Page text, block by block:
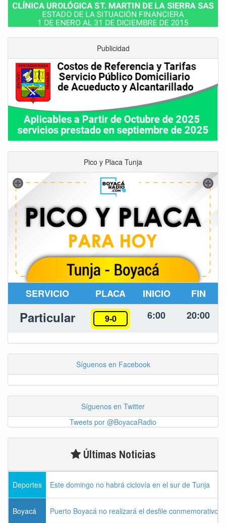
Publicidad
Pico y Placa Tunja
SERVICIO PLACA INICIO FIN
Particular 9-0 6:00 20:00
Síguenos en Facebook
Síguenos en Twitter
Tweets por @BoyacaRadio
Últimas Noticias
Deportes Este domingo no habrá ciclovía en el sur de Tunja
Boyacá Puerto Boyacá no realizará el desfile conmemorativo